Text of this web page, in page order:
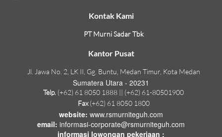
Kontak Kami
PT Murni Sadar Tbk
Kantor Pusat
Jl. Jawa No. 2, LK II, Gg. Buntu, Medan Timur, Kota Medan
Sumatera Utara - 20231
Telp. (+62) 61 8050 1888 || (+62) 61-80501900
Fax(+62) 61 8050 1800
website: www.rsmurniteguh.com
email: informasi-corporate@rsmurniteguh.com
informasi lowongan pekerjaan :